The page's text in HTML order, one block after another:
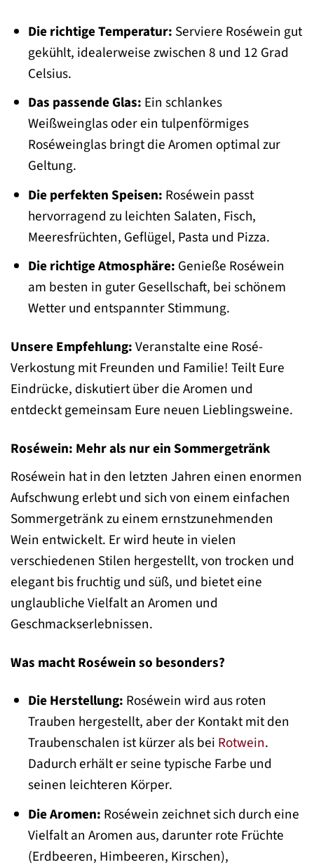
Die richtige Temperatur: Serviere Roséwein gut
gekühlt, idealerweise zwischen 8 und 12 Grad
Celsius.
Das passende Glas: Ein schlankes
Weißweinglas oder ein tulpenförmiges
Roséweinglas bringt die Aromen optimal zur
Geltung.
Die perfekten Speisen: Roséwein passt
hervorragend zu leichten Salaten, Fisch,
Meeresfrüchten, Geflügel, Pasta und Pizza.
Die richtige Atmosphäre: Genieße Roséwein
am besten in guter Gesellschaft, bei schönem
Wetter und entspannter Stimmung.
Unsere Empfehlung:Veranstalte eine Rosé-
Verkostung mit Freunden und Familie! Teilt Eure
Eindrücke, diskutiert über die Aromen und
entdeckt gemeinsam Eure neuen Lieblingsweine.
Roséwein: Mehr als nur ein Sommergetränk
Roséwein hat in den letzten Jahren einen enormen
Aufschwung erlebt und sich von einem einfachen
Sommergetränk zu einem ernstzunehmenden
Wein entwickelt. Er wird heute in vielen
verschiedenen Stilen hergestellt, von trocken und
elegant bis fruchtig und süß, und bietet eine
unglaubliche Vielfalt an Aromen und
Geschmackserlebnissen.
Was macht Roséwein so besonders?
Die Herstellung: Roséwein wird aus roten
Trauben hergestellt, aber der Kontakt mit den
Traubenschalen ist kürzer als bei Rotwein.
Dadurch erhält er seine typische Farbe und
seinen leichteren Körper.
Die Aromen: Roséwein zeichnet sich durch eine
Vielfalt an Aromen aus, darunter rote Früchte
(Erdbeeren, Himbeeren, Kirschen),